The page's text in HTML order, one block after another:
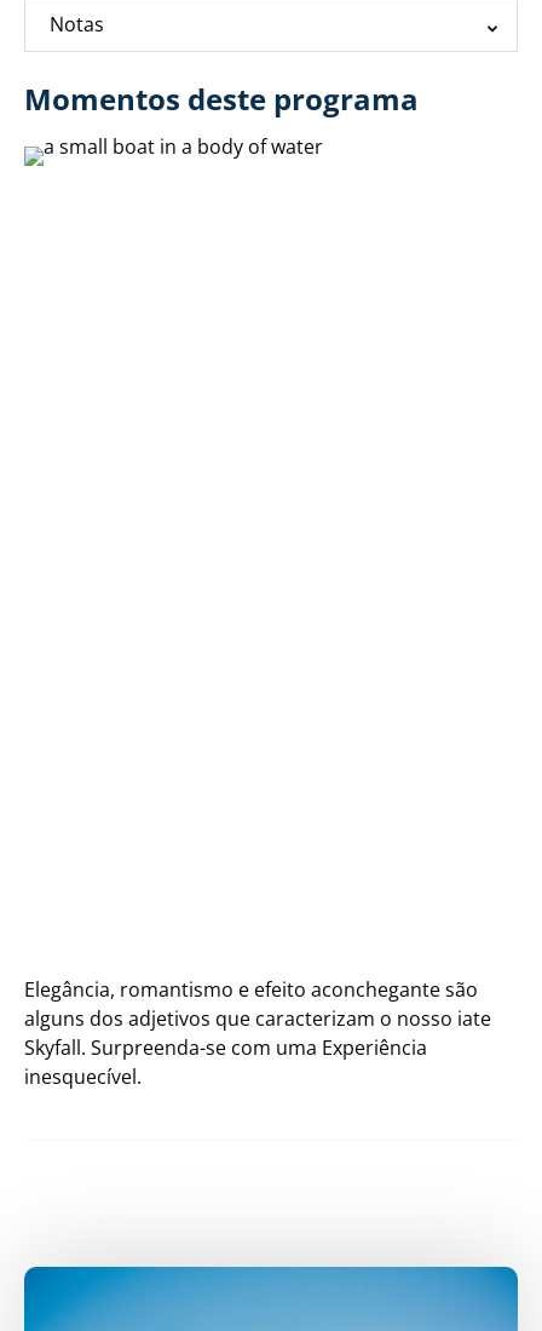
Notas
Momentos deste programa
Elegância, romantismo e efeito aconchegante são
alguns dos adjetivos que caracterizam o nosso iate
Skyfall. Surpreenda-se com uma Experiência
inesquecível.